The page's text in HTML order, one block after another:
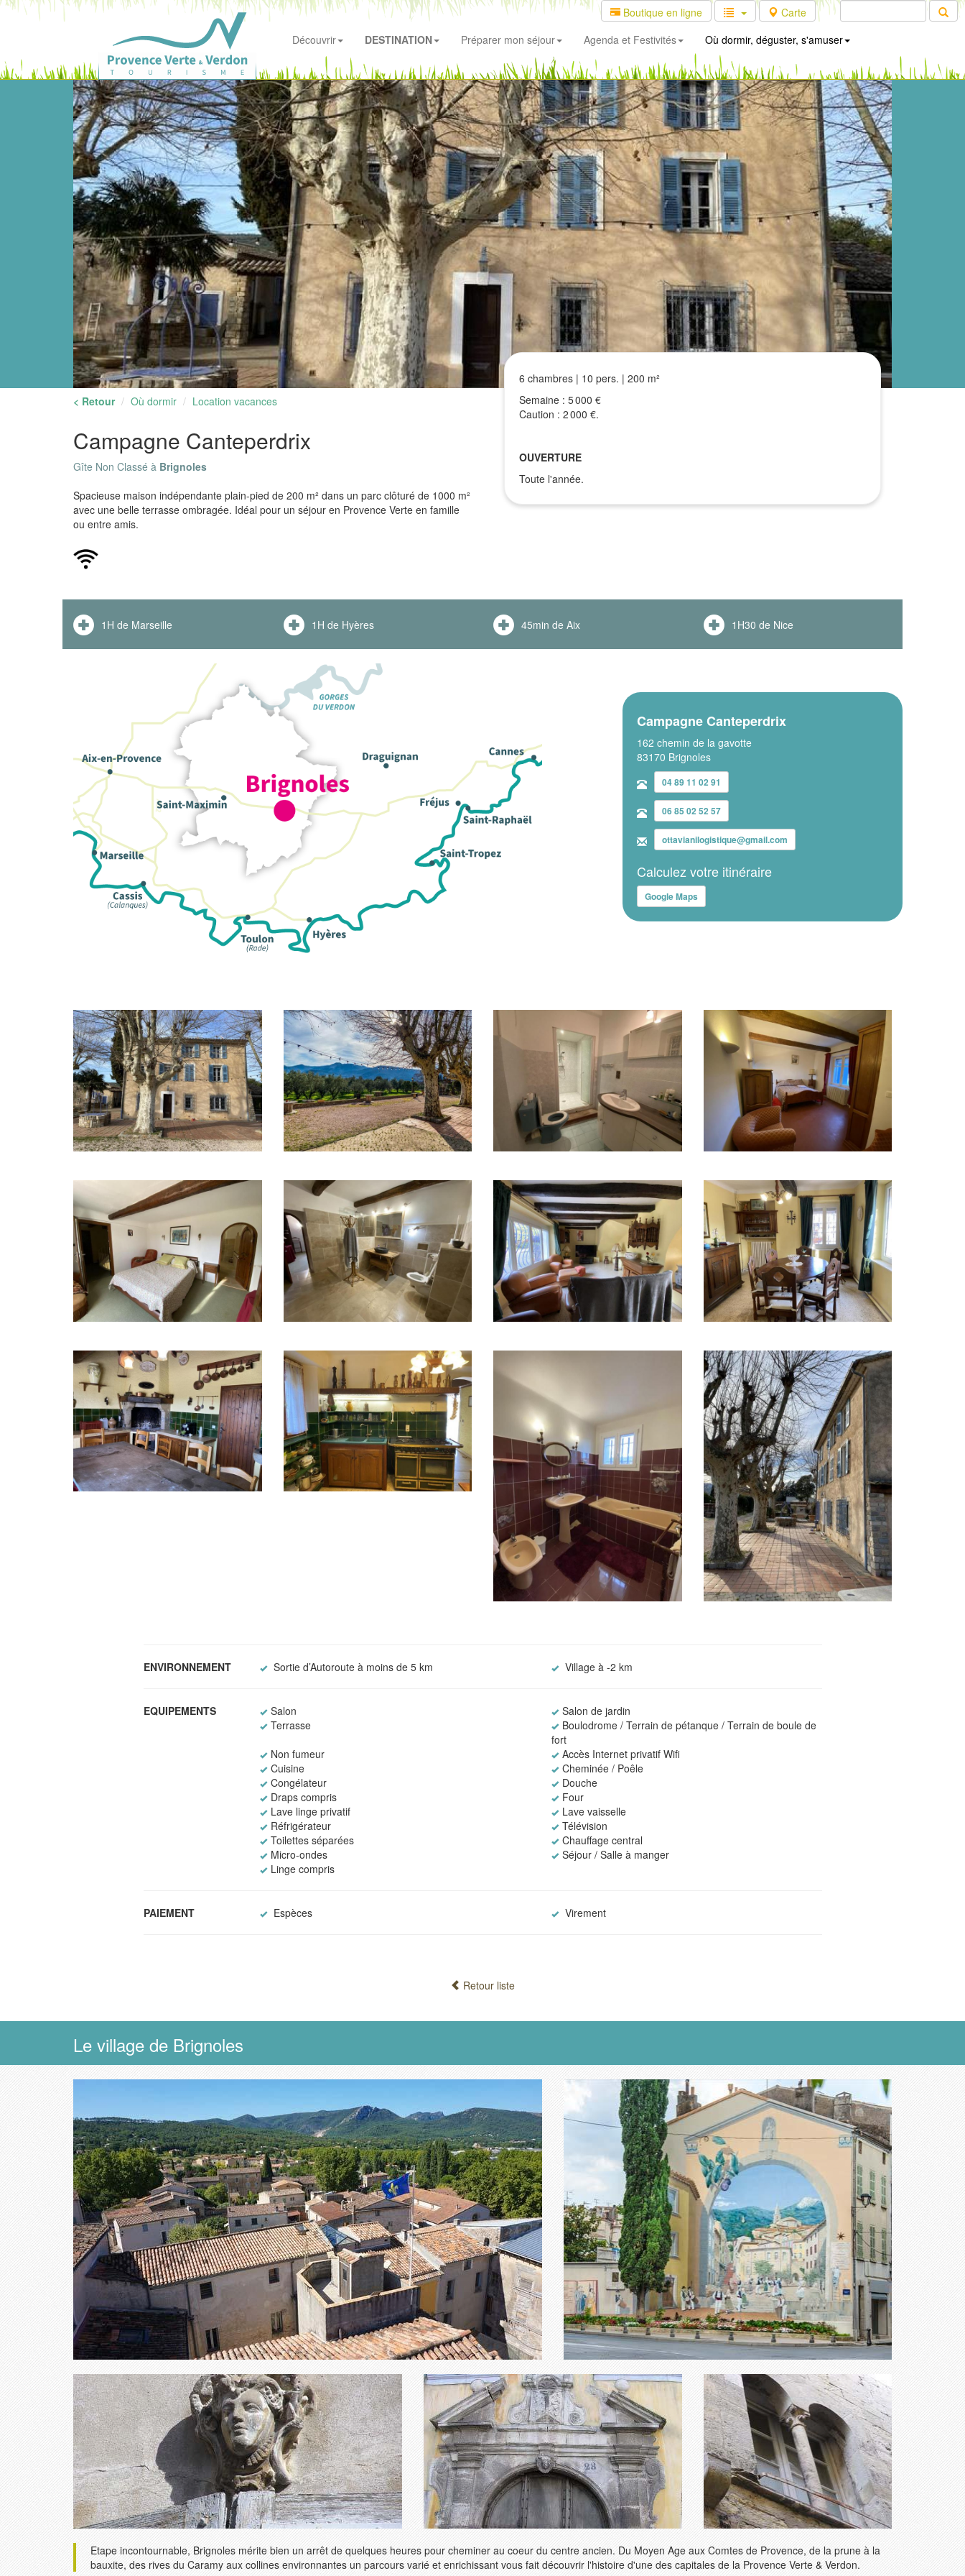
Boutique en ligne
Carte
Découvrir
DESTINATION Préparer mon séjour Agenda et Festivités Où dormir, déguster, s'amuser
< Retour Où dormir Location vacances
Campagne Canteperdrix
Gîte Non Classé à Brignoles
Spacieuse maison indépendante plain-pied de 200 m² dans un parc clôturé de 1000 m²
avec une belle terrasse ombragée. Idéal pour un séjour en Provence Verte en famille
ou entre amis.
6 chambres | 10 pers. | 200 m²
Semaine : 5 000 €
Caution : 2 000 €.
OUVERTURE
Toute l'année.
1H de Marseille 1H de Hyères 45min de Aix 1H30 de Nice
Campagne Canteperdrix
162 chemin de la gavotte
83170 Brignoles
04 89 11 02 91
06 85 02 52 57
ottavianilogistique@gmail.com
Calculez votre itinéraire
Google Maps
ENVIRONNEMENT Sortie d’Autoroute à moins de 5 km Village à -2 km
EQUIPEMENTS Salon
Salon de jardin
Terrasse
Boulodrome / Terrain de pétanque / Terrain de boule de
fort
Non fumeur
Accès Internet privatif Wifi
Cuisine
Cheminée / Poêle
Congélateur
Douche
Draps compris
Four
Lave linge privatif
Lave vaisselle
Réfrigérateur
Télévision
Toilettes séparées
Chauffage central
Micro-ondes
Séjour / Salle à manger
Linge compris
PAIEMENT Espèces Virement
Retour liste
Le village de Brignoles
Etape incontournable, Brignoles mérite bien un arrêt de quelques heures pour cheminer au coeur du centre ancien. Du Moyen Age aux Comtes de Provence, de la prune à la
bauxite, des rives du Caramy aux collines environnantes un parcours varié et enrichissant vous fait découvrir l'histoire d'une des capitales de la Provence Verte & Verdon.